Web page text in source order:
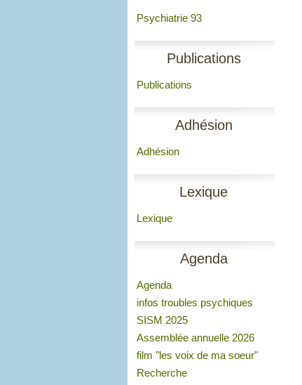
Psychiatrie 93
Publications
Publications
Adhésion
Adhésion
Lexique
Lexique
Agenda
Agenda
infos troubles psychiques
SISM 2025
Assemblée annuelle 2026
film "les voix de ma soeur"
Recherche